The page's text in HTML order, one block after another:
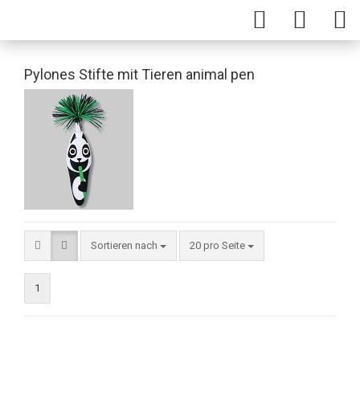
Pylones Stifte mit Tieren animal pen
Sortieren nach 20 pro Seite
1